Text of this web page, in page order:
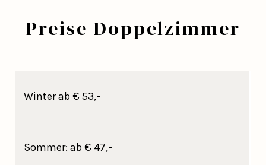
Preise Doppelzimmer
Winter ab € 53,-
Sommer: ab € 47,-